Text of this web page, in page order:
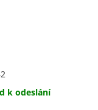
k odeslání